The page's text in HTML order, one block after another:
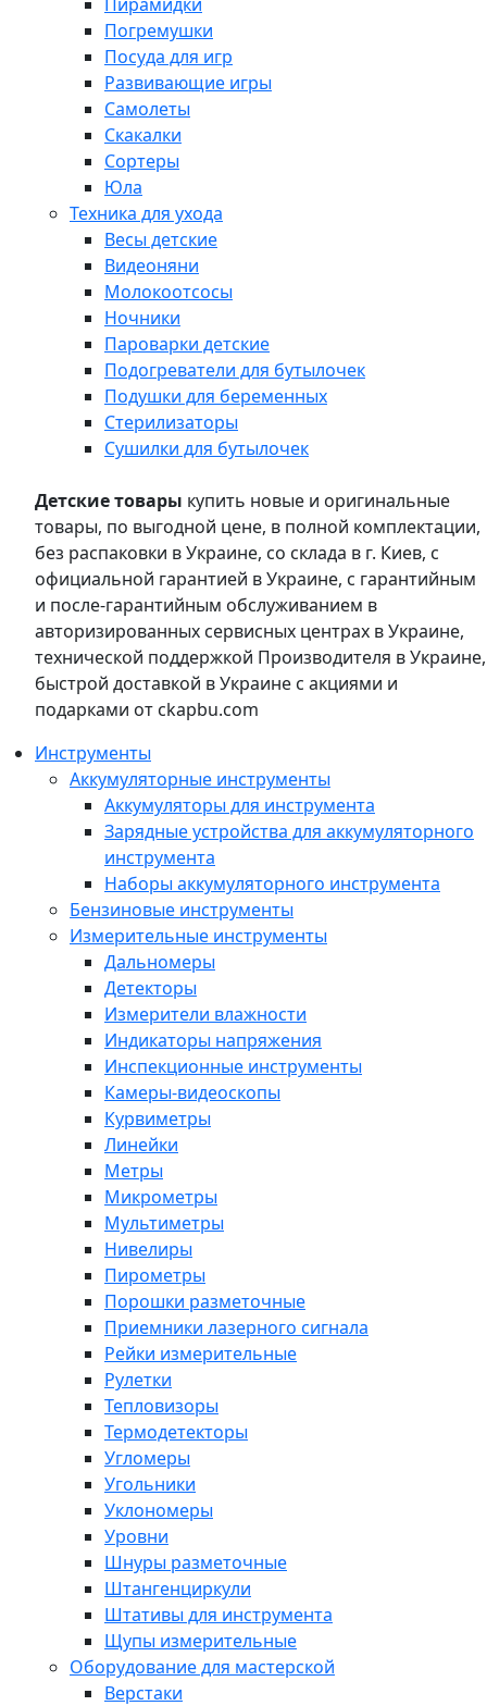
Погремушки
Посуда для игр
Развивающие игры
Самолеты
Скакалки
Сортеры
Юла
Техника для ухода
Весы детские
Видеоняни
Молокоотсосы
Ночники
Пароварки детские
Подогреватели для бутылочек
Подушки для беременных
Стерилизаторы
Сушилки для бутылочек
Детские товары купить новые и оригинальные
товары, по выгодной цене, в полной комплектации,
без распаковки в Украине, со склада в г. Киев, с
официальной гарантией в Украине, с гарантийным
и после-гарантийным обслуживанием в
авторизированных сервисных центрах в Украине,
технической поддержкой Производителя в Украине,
быстрой доставкой в Украине с акциями и
подарками от ckapbu.com
Инструменты
Аккумуляторные инструменты
Аккумуляторы для инструмента
Зарядные устройства для аккумуляторного
инструмента
Наборы аккумуляторного инструмента
Бензиновые инструменты
Измерительные инструменты
Дальномеры
Детекторы
Измерители влажности
Индикаторы напряжения
Инспекционные инструменты
Камеры-видеоскопы
Курвиметры
Линейки
Метры
Микрометры
Мультиметры
Нивелиры
Пирометры
Порошки разметочные
Приемники лазерного сигнала
Рейки измерительные
Рулетки
Тепловизоры
Термодетекторы
Угломеры
Угольники
Уклономеры
Уровни
Шнуры разметочные
Штангенциркули
Штативы для инструмента
Щупы измерительные
Оборудование для мастерской
Верстаки